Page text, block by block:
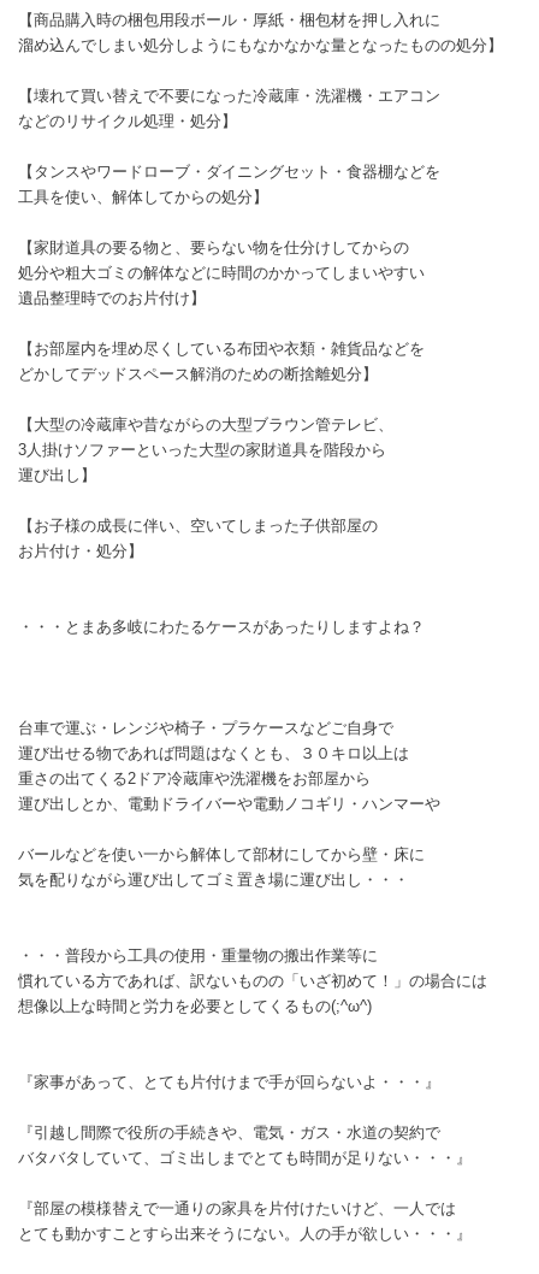
【商品購入時の梱包用段ボール・厚紙・梱包材を押し入れに
溜め込んでしまい処分しようにもなかなかな量となったものの処分】
【壊れて買い替えで不要になった冷蔵庫・洗濯機・エアコン
などのリサイクル処理・処分】
【タンスやワードローブ・ダイニングセット・食器棚などを
工具を使い、解体してからの処分】
【家財道具の要る物と、要らない物を仕分けしてからの
処分や粗大ゴミの解体などに時間のかかってしまいやすい
遺品整理時でのお片付け】
【お部屋内を埋め尽くしている布団や衣類・雑貨品などを
どかしてデッドスペース解消のための断捨離処分】
【大型の冷蔵庫や昔ながらの大型ブラウン管テレビ、
3人掛けソファーといった大型の家財道具を階段から
運び出し】
【お子様の成長に伴い、空いてしまった子供部屋の
お片付け・処分】
・・・とまあ多岐にわたるケースがあったりしますよね？
台車で運ぶ・レンジや椅子・プラケースなどご自身で
運び出せる物であれば問題はなくとも、３０キロ以上は
重さの出てくる2ドア冷蔵庫や洗濯機をお部屋から
運び出しとか、電動ドライバーや電動ノコギリ・ハンマーや
バールなどを使い一から解体して部材にしてから壁・床に
気を配りながら運び出してゴミ置き場に運び出し・・・
・・・普段から工具の使用・重量物の搬出作業等に
慣れている方であれば、訳ないものの「いざ初めて！」の場合には
想像以上な時間と労力を必要としてくるもの(;^ω^)
『家事があって、とても片付けまで手が回らないよ・・・』
『引越し間際で役所の手続きや、電気・ガス・水道の契約で
バタバタしていて、ゴミ出しまでとても時間が足りない・・・』
『部屋の模様替えで一通りの家具を片付けたいけど、一人では
とても動かすことすら出来そうにない。人の手が欲しい・・・』